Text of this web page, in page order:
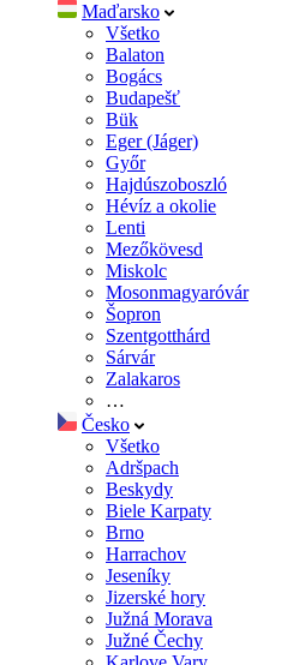
Maďarsko
Všetko
Balaton
Bogács
Budapešť
Bük
Eger (Jáger)
Győr
Hajdúszoboszló
Hévíz a okolie
Lenti
Mezőkövesd
Miskolc
Mosonmagyaróvár
Šopron
Szentgotthárd
Sárvár
Zalakaros
…
Česko
Všetko
Adršpach
Beskydy
Biele Karpaty
Brno
Harrachov
Jeseníky
Jizerské hory
Južná Morava
Južné Čechy